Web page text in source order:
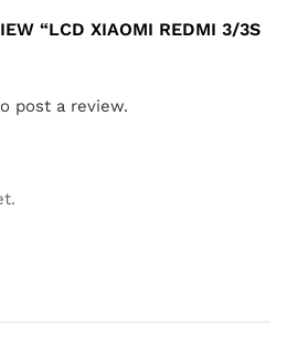
“LCD XIAOMI REDMI 3/3S
post a review.